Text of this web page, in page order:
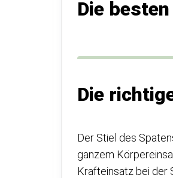
Die
Die
Der Stiel des
ganzem
Krafteinsatz bei der